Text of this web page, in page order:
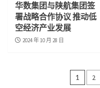
华数集团与陕航集团签
署战略合作协议 推动低
空经济产业发展
2024 年 10 月 28 日
文
1 2